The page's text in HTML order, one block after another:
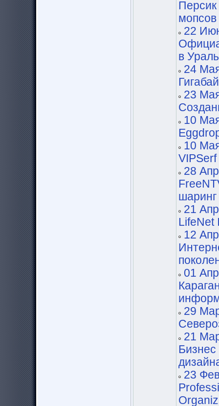
мопсов
22
в
24
23
10
10
28
шаринг
21
LifeNet
12
01
29
21
23